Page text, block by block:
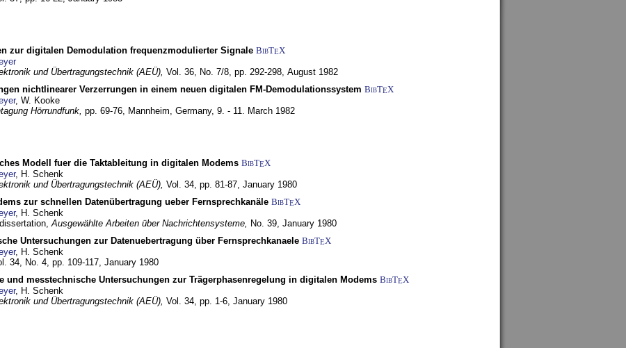
zur digitalen Demodulation frequenzmodulierter Signale BibTEX
und Übertragungstechnik (AEÜ), Vol. 36, No. 7/8, pp. 292-298, August 1982
nichtlinearer Verzerrungen in einem neuen digitalen FM-Demodulationssystem BibTEX
, W. Kooke
Hörrundfunk, pp. 69-76, Mannheim, Germany, 9. - 11. March 1982
Modell fuer die Taktableitung in digitalen Modems BibTEX
, H. Schenk
und Übertragungstechnik (AEÜ), Vol. 34, pp. 81-87, January 1980
zur schnellen Datenübertragung ueber Fernsprechkanäle BibTEX
, H. Schenk
Ausgewählte Arbeiten über Nachrichtensysteme, No. 39, January 1980
Untersuchungen zur Datenuebertragung über Fernsprechkanaele BibTEX
, H. Schenk
34, No. 4, pp. 109-117, January 1980
und messtechnische Untersuchungen zur Trägerphasenregelung in digitalen Modems BibTEX
, H. Schenk
und Übertragungstechnik (AEÜ), Vol. 34, pp. 1-6, January 1980